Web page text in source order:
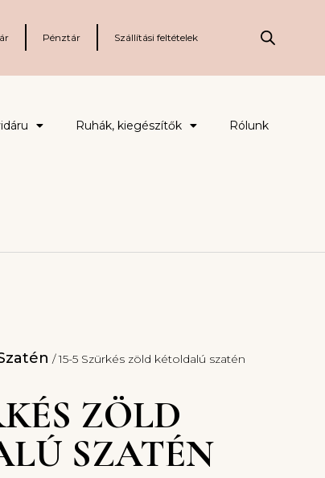
Pénztár Szállítási feltételek
Ruhák, kiegészítők Rólunk
/ 15-5 Szürkés zöld kétoldalú szatén
ZÖLD
SZATÉN